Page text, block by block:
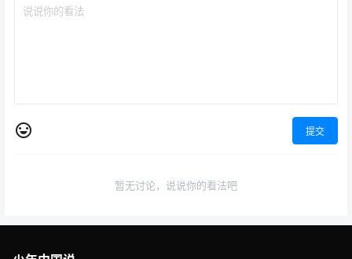
提交
暂无讨论，说说你的看法吧